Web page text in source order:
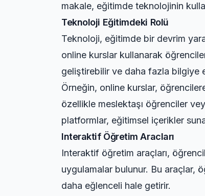
makale, eğitimde teknolojinin
Teknoloji Eğitimdeki Rolü
Teknoloji, eğitimde bir devrim
online kurslar kullanarak
geliştirebilir ve daha fazla bilgiye
Örneğin, online kurslar,
özellikle meslektaşı öğrenciler
platformlar, eğitimsel içerikler
Interaktif Öğretim Aracları
Interaktif öğretim araçları,
uygulamalar bulunur. Bu araçlar,
daha eğlenceli hale getirir.